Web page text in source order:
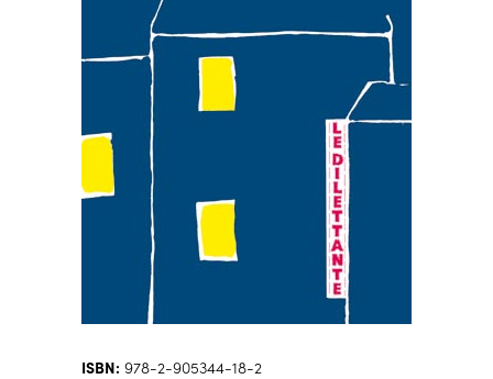
ISBN: 978-2-905344-18-2